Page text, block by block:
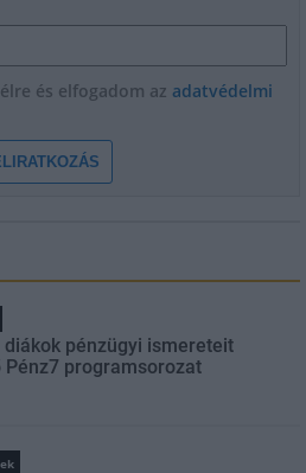
és elfogadom az adatvédelmi
diákok pénzügyi ismereteit
Pénz7 programsorozat